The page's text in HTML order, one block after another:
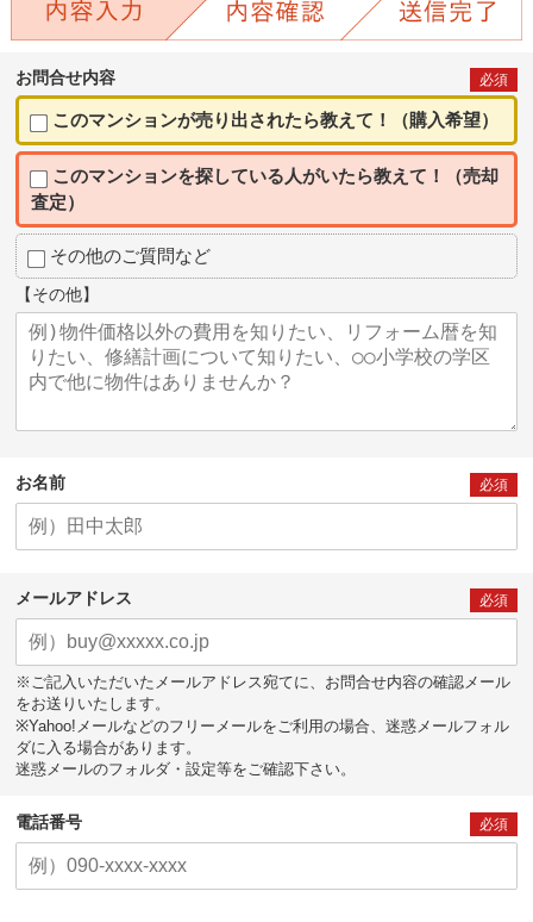
お問合せ内容 必須
このマンションが売り出されたら教えて！（購入希望）
このマンションを探している人がいたら教えて！（売却
査定）
その他のご質問など
【その他】
お名前 必須
メールアドレス 必須
※ご記入いただいたメールアドレス宛てに、お問合せ内容の確認メール
をお送りいたします。
※Yahoo!メールなどのフリーメールをご利用の場合、迷惑メールフォル
ダに入る場合があります。
迷惑メールのフォルダ・設定等をご確認下さい。
電話番号 必須